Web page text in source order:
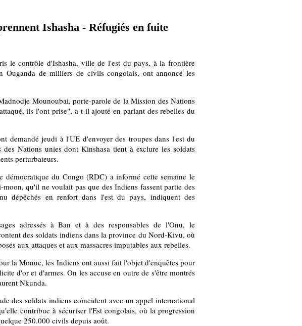
Ishasha - Réfugiés en fuite
le contrôle d'Ishasha, ville de l'est du pays, à la frontière
Ouganda de milliers de civils congolais, ont annoncé les
Mounoubai, porte-parole de la Mission des Nations
ils l'ont prise", a-t-il ajouté en parlant des rebelles du
demandé jeudi à l'UE d'envoyer des troupes dans l'est du
Nations unies dont Kinshasa tient à exclure les soldats
perturbateurs.
démocratique du Congo (RDC) a informé cette semaine le
qu'il ne voulait pas que des Indiens fassent partie des
dépêchés en renfort dans l'est du pays, indiquent des
adressés à Ban et à des responsables de l'Onu, le
des soldats indiens dans la province du Nord-Kivu, où
aux attaques et aux massacres imputables aux rebelles.
la Monuc, les Indiens ont aussi fait l'objet d'enquêtes pour
d'or et d'armes. On les accuse en outre de s'être montrés
Nkunda.
des soldats indiens coïncident avec un appel international
contribue à sécuriser l'Est congolais, où la progression
250.000 civils depuis août.